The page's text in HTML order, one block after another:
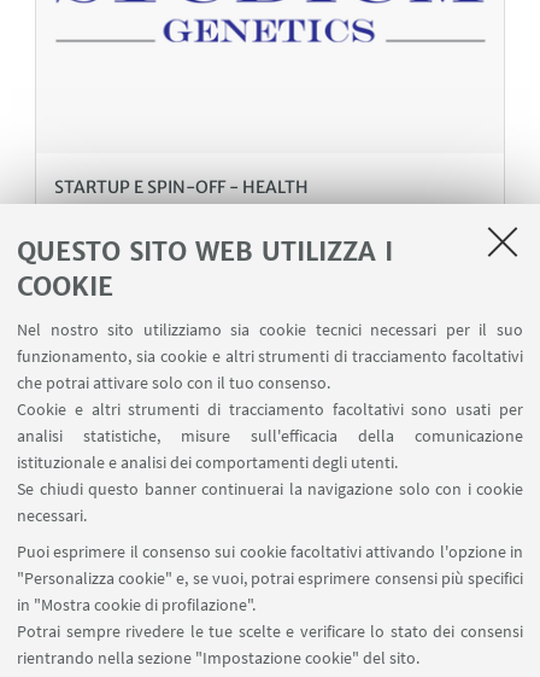
QUESTO SITO WEB UTILIZZA I
COOKIE
Nel nostro sito utilizziamo sia cookie tecnici necessari per il suo
funzionamento, sia cookie e altri strumenti di tracciamento facoltativi
che potrai attivare solo con il tuo consenso.
Cookie e altri strumenti di tracciamento facoltativi sono usati per
analisi statistiche, misure sull'efficacia della comunicazione
istituzionale e analisi dei comportamenti degli utenti.
Se chiudi questo banner continuerai la navigazione solo con i cookie
necessari.
Puoi esprimere il consenso sui cookie facoltativi attivando l'opzione in
"Personalizza cookie" e, se vuoi, potrai esprimere consensi più specifici
in "Mostra cookie di profilazione".
Potrai sempre rivedere le tue scelte e verificare lo stato dei consensi
rientrando nella sezione "Impostazione cookie" del sito.
STARTUP E SPIN-OFF - HEALTH
Sviluppo di metodi di diagnosi precoce e predittivi
di prognosi nel settore dell’oncologia molecolare,
orale
Successivi
12
elementi
startupday@unibo.it